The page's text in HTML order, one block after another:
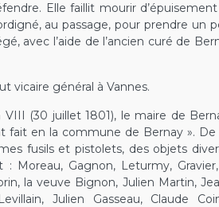
Elle faillit mourir
au passage, pour prendre un
avec l’aide de l’ancien curé de
vicaire général à Vannes.
VIII (30 juillet 1801), le maire de
fait en la commune de Bernay ».
fusils et pistolets, des objets
: Moreau, Gagnon, Leturmy,
la veuve Bignon, Julien Martin,
Julien Gasseau, Claude